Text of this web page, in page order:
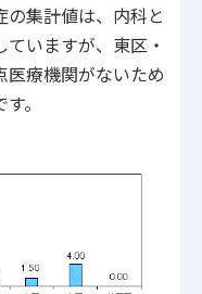
集計値は、内科と
いますが、東区・
療機関がないため
。